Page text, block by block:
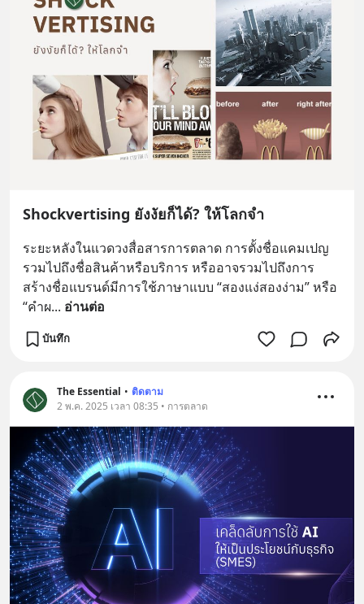
Shockvertising ยังงัยก็ได้? ให้โลกจำ
ระยะหลังในแวดวงสื่อสารการตลาด การตั้งชื่อแคมเปญ
รวมไปถึงชื่อสินค้าหรือบริการ หรืออาจรวมไปถึงการ
สร้างชื่อแบรนด์มีการใช้ภาษาแบบ “สองแง่สองง่าม” หรือ
“คำผ... อ่านต่อ
บันทึก
The Essential • ติดตาม
2 พ.ค. 2025 เวลา 08:35 • การตลาด